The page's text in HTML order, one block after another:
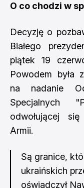
O co chodzi w
Decyzję o
Białego
piątek 19
Powodem była
na nadanie
Specjalnych
odwołującej
Armii.
Są granice,
ukraińskich
oświadczył